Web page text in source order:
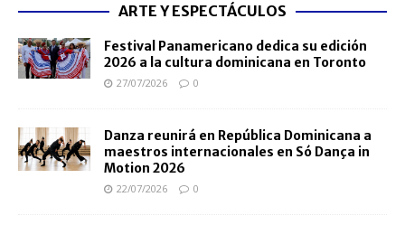
ARTE Y ESPECTÁCULOS
Festival Panamericano dedica su edición
2026 a la cultura dominicana en Toronto
27/07/2026 0
Danza reunirá en República Dominicana a
maestros internacionales en Só Dança in
Motion 2026
22/07/2026 0